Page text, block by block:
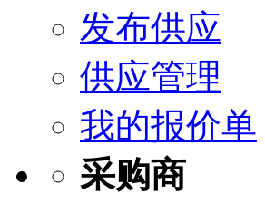
发布供应
供应管理
我的报价单
采购商